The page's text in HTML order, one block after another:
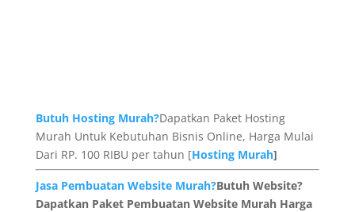
Butuh Hosting Murah?Dapatkan Paket Hosting
Murah Untuk Kebutuhan Bisnis Online, Harga Mulai
Dari RP. 100 RIBU per tahun [Hosting Murah]
Jasa Pembuatan Website Murah?Butuh Website?
Dapatkan Paket Pembuatan Website Murah Harga